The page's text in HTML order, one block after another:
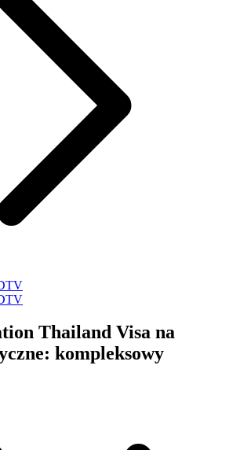
Thailand Visa na
kompleksowy